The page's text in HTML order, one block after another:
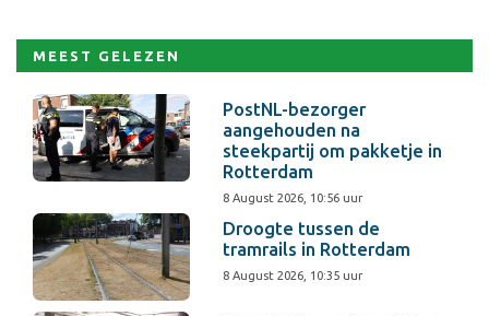
MEEST GELEZEN
PostNL-bezorger
aangehouden na
steekpartij om pakketje in
Rotterdam
8 August 2026, 10:56 uur
Droogte tussen de
tramrails in Rotterdam
8 August 2026, 10:35 uur